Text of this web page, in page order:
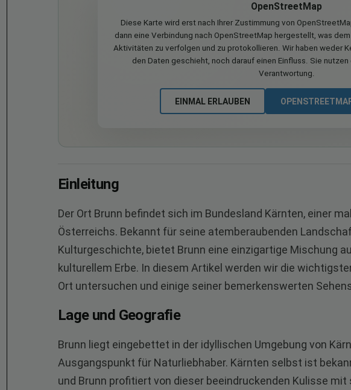
OpenStreetMap
Diese Karte wird erst nach Ihrer Zustimmung von
dann eine Verbindung nach OpenStreetMap hergestellt, was
Aktivitäten zu verfolgen und zu protokollieren. Wir haben weder
den Daten geschieht, noch darauf einen Einfluss. Sie
Verantwortung.
EINMAL ERLAUBEN
Einleitung
Der Ort Brunn befindet sich im Bundesland Kärnten, einer
Österreichs. Bekannt für seine atemberaubenden
Kulturgeschichte, bietet Brunn eine einzigartige Mischung
kulturellem Erbe. In diesem Artikel werden wir die
Ort untersuchen und einige seiner bemerkenswerten
Lage und Geografie
Brunn liegt eingebettet in der idyllischen Umgebung von
Ausgangspunkt für Naturliebhaber. Kärnten selbst ist
und Brunn profitiert von dieser beeindruckenden Kulisse